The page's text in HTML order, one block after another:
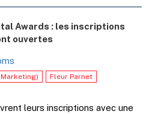
Awards : les inscriptions
ouvertes
Fleur Parnet
leurs inscriptions avec une